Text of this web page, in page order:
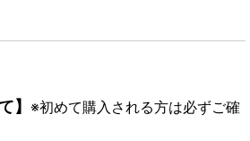
】 ※初めて購入される方は必ずご確